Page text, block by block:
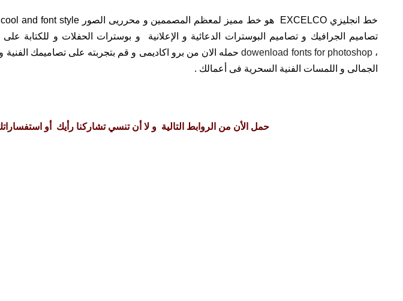
تصاميم الجرافيك و تصاميم البوسترات الدعائية و الإعلانية و بوسترات الحفلات و للكتابة على
،dowenload fonts for photoshop حمله الان من برو اكاديمى و قم بتجربته على تصاميمك الفنية
الجمالى و اللمسات الفنية السحرية فى أعمالك .
حمل الأن من الروابط التالية و لا أن تنسي تشاركنا رأيك أو